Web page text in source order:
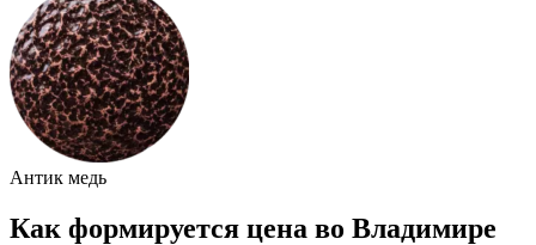
Антик медь
Как формируется цена во Владимире